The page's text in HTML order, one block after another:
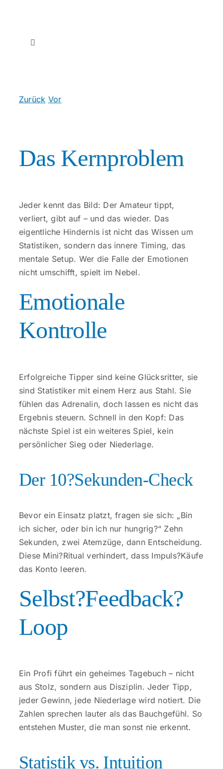
springen
Toggle
Therapien
Unsere Praxis
Über uns
Kontakt
Zurück Vor
Das Kernproblem
Jeder kennt das Bild: Der Amateur tippt,
verliert, gibt auf – und das wieder. Das
eigentliche Hindernis ist nicht das Wissen um
Statistiken, sondern das innere Timing, das
mentale Setup. Wer die Falle der Emotionen
nicht umschifft, spielt im Nebel.
Emotionale
Kontrolle
Erfolgreiche Tipper sind keine Glücksritter, sie
sind Statistiker mit einem Herz aus Stahl. Sie
fühlen das Adrenalin, doch lassen es nicht das
Ergebnis steuern. Schnell in den Kopf: Das
nächste Spiel ist ein weiteres Spiel, kein
persönlicher Sieg oder Niederlage.
Der 10?Sekunden-Check
Bevor ein Einsatz platzt, fragen sie sich: „Bin
ich sicher, oder bin ich nur hungrig?“ Zehn
Sekunden, zwei Atemzüge, dann Entscheidung.
Diese Mini?Ritual verhindert, dass Impuls?Käufe
das Konto leeren.
Selbst?Feedback?
Loop
Ein Profi führt ein geheimes Tagebuch – nicht
aus Stolz, sondern aus Disziplin. Jeder Tipp,
jeder Gewinn, jede Niederlage wird notiert. Die
Zahlen sprechen lauter als das Bauchgefühl. So
entstehen Muster, die man sonst nie erkennt.
Statistik vs. Intuition